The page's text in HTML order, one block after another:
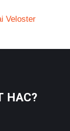
Veloster
НАС?